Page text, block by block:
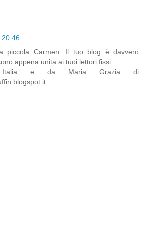
20:46
piccola Carmen. Il tuo blog è davvero
appena unita ai tuoi lettori fissi.
Italia e da Maria Grazia di